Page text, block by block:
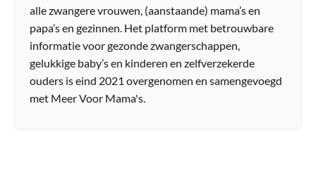
alle zwangere vrouwen, (aanstaande) mama’s en
papa’s en gezinnen. Het platform met betrouwbare
informatie voor gezonde zwangerschappen,
gelukkige baby’s en kinderen en zelfverzekerde
ouders is eind 2021 overgenomen en samengevoegd
met Meer Voor Mama's.